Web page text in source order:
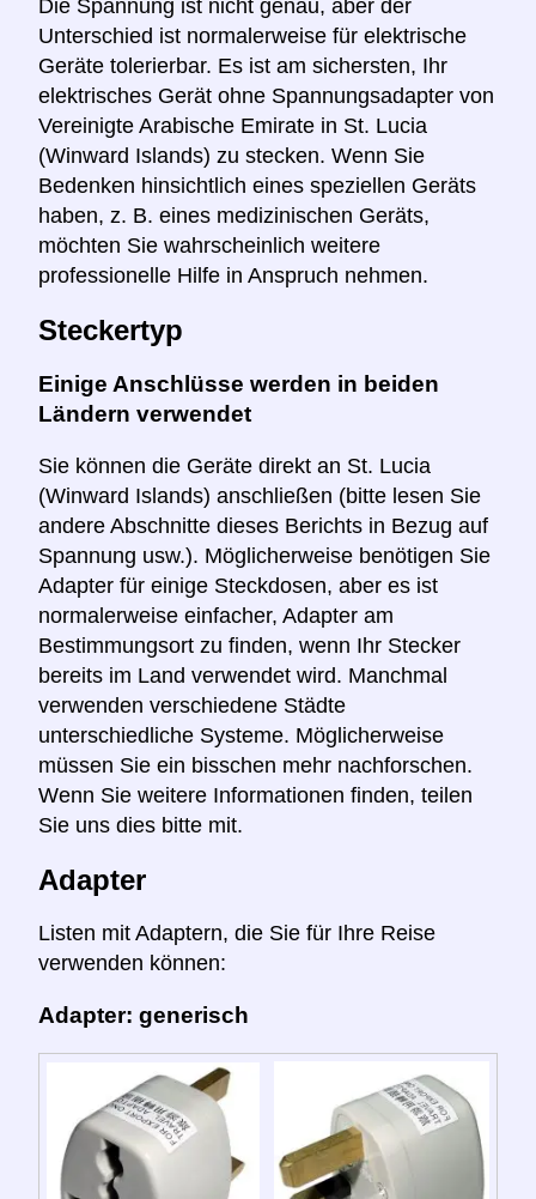
Die Spannung ist nicht genau, aber der
Unterschied ist normalerweise für elektrische
Geräte tolerierbar. Es ist am sichersten, Ihr
elektrisches Gerät ohne Spannungsadapter von
Vereinigte Arabische Emirate in St. Lucia
(Winward Islands) zu stecken. Wenn Sie
Bedenken hinsichtlich eines speziellen Geräts
haben, z. B. eines medizinischen Geräts,
möchten Sie wahrscheinlich weitere
professionelle Hilfe in Anspruch nehmen.
Steckertyp
Einige Anschlüsse werden in beiden
Ländern verwendet
Sie können die Geräte direkt an St. Lucia
(Winward Islands) anschließen (bitte lesen Sie
andere Abschnitte dieses Berichts in Bezug auf
Spannung usw.). Möglicherweise benötigen Sie
Adapter für einige Steckdosen, aber es ist
normalerweise einfacher, Adapter am
Bestimmungsort zu finden, wenn Ihr Stecker
bereits im Land verwendet wird. Manchmal
verwenden verschiedene Städte
unterschiedliche Systeme. Möglicherweise
müssen Sie ein bisschen mehr nachforschen.
Wenn Sie weitere Informationen finden, teilen
Sie uns dies bitte mit.
Adapter
Listen mit Adaptern, die Sie für Ihre Reise
verwenden können:
Adapter: generisch